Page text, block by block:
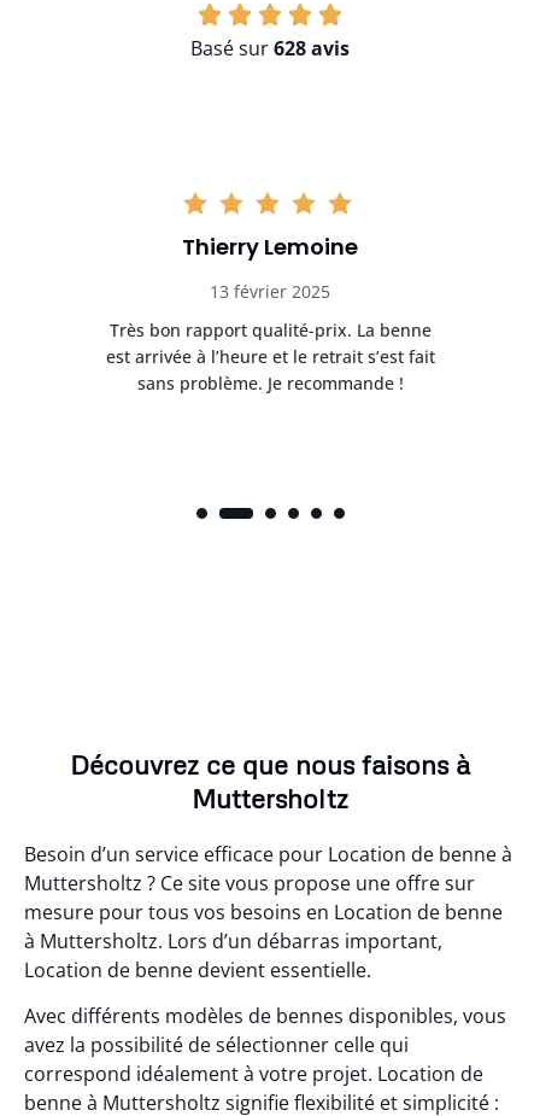
Basé sur628 avis
Thierry Lemoine
13 février 2025
Très bon rapport qualité-prix. La benne
est arrivée à l’heure et le retrait s’est fait
sans problème. Je recommande !
Découvrez ce que nous faisons à
Muttersholtz
Besoin d’un service efficace pour Location de benne à
Muttersholtz ? Ce site vous propose une offre sur
mesure pour tous vos besoins en Location de benne
à Muttersholtz. Lors d’un débarras important,
Location de benne devient essentielle.
Avec différents modèles de bennes disponibles, vous
avez la possibilité de sélectionner celle qui
correspond idéalement à votre projet. Location de
benne à Muttersholtz signifie flexibilité et simplicité :